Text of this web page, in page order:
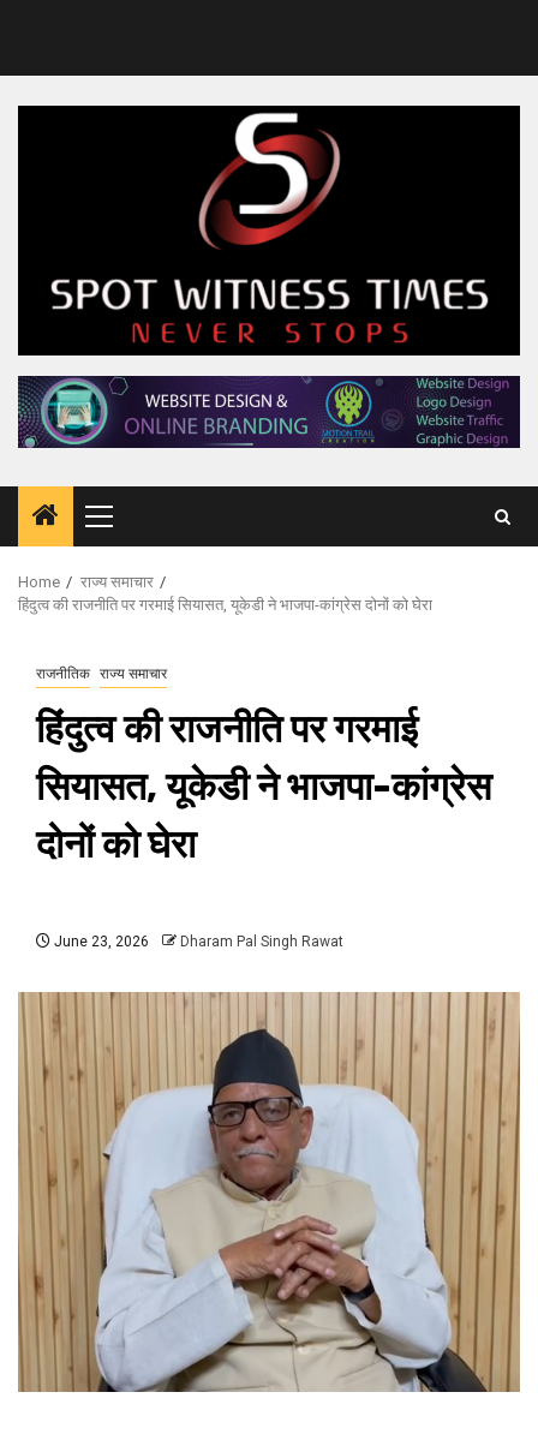
Primary
Menu
Home
राज्य समाचार
हिंदुत्व की राजनीति पर गरमाई सियासत, यूकेडी ने भाजपा-कांग्रेस दोनों को घेरा
राजनीतिक राज्य समाचार
हिंदुत्व की राजनीति पर गरमाई
सियासत, यूकेडी ने भाजपा-कांग्रेस
दोनों को घेरा
June 23, 2026 Dharam Pal Singh Rawat